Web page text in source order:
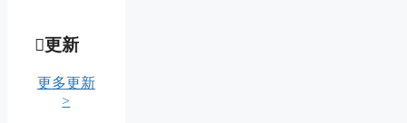
更新
更多更新
>